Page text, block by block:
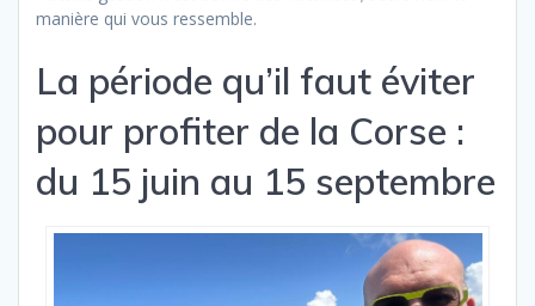
manière qui vous ressemble.
La période qu’il faut éviter
pour profiter de la Corse :
du 15 juin au 15 septembre